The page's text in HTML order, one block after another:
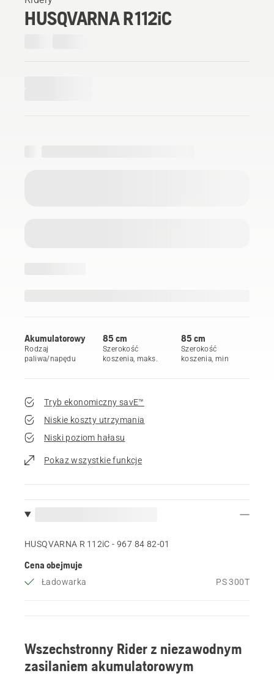
HUSQVARNA R 112iC
Akumulatorowy
Rodzaj
paliwa/napędu
85 cm
Szerokość
koszenia, maks.
85 cm
Szerokość
koszenia, min
Tryb ekonomiczny savE™
Niskie koszty utrzymania
Niski poziom hałasu
Pokaz wszystkie funkcje
HUSQVARNA R 112iC - 967 84 82‑01
Cena obejmuje
Ładowarka PS 300T
Wszechstronny Rider z niezawodnym
zasilaniem akumulatorowym